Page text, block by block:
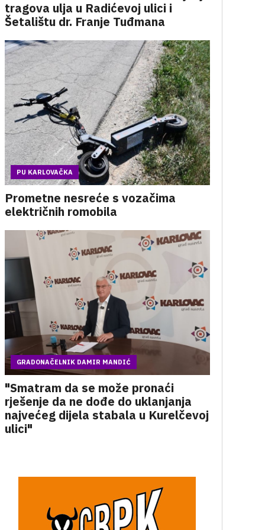
tragova ulja u Radićevoj ulici i
Šetalištu dr. Franje Tuđmana
PU KARLOVAČKA
Prometne nesreće s vozačima
električnih romobila
GRADONAČELNIK DAMIR MANDIĆ
"Smatram da se može pronaći
rješenje da ne dođe do uklanjanja
najvećeg dijela stabala u Kurelčevoj
ulici"